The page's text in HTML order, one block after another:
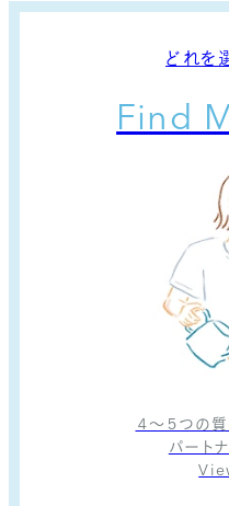
どれを
Find
４〜５つの
パート